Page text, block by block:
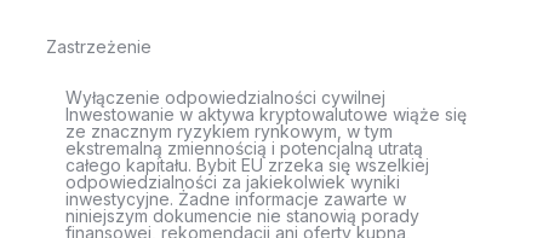
Zastrzeżenie
Wyłączenie odpowiedzialności cywilnej
Inwestowanie w aktywa kryptowalutowe wiąże się
ze znacznym ryzykiem rynkowym, w tym
ekstremalną zmiennością i potencjalną utratą
całego kapitału. Bybit EU zrzeka się wszelkiej
odpowiedzialności za jakiekolwiek wyniki
inwestycyjne. Żadne informacje zawarte w
niniejszym dokumencie nie stanowią porady
finansowej, rekomendacji ani oferty kupna,